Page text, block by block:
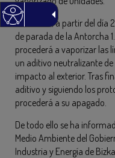
Asimismo, a partir del día
de parada de la Antorcha
procederá a vaporizar las
un aditivo neutralizante
impacto al exterior. Tras
aditivo y siguiendo los
procederá a su apagado.
De todo ello se ha
Medio Ambiente del
Industria y Energía de